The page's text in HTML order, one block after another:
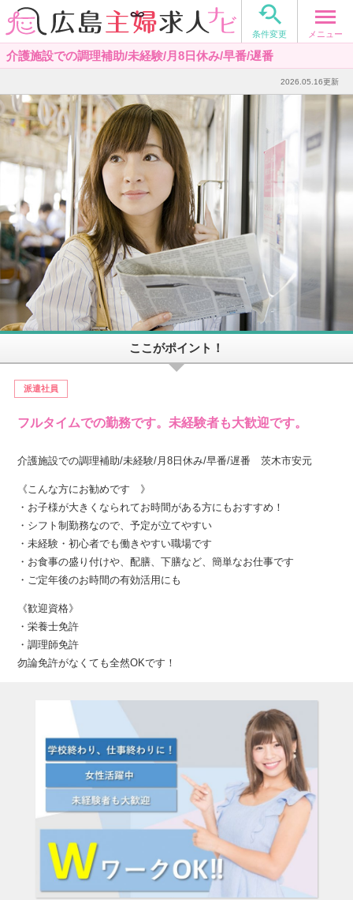

条件変更 メニュー
介護施設での調理補助/未経験/月8日休み/早番/遅番
2026.05.16更新
ここがポイント！
派遣社員
フルタイムでの勤務です。未経験者も大歓迎です。
介護施設での調理補助/未経験/月8日休み/早番/遅番 茨木市安元
《こんな方にお勧めです 》
・お子様が大きくなられてお時間がある方にもおすすめ！
・シフト制勤務なので、予定が立てやすい
・未経験・初心者でも働きやすい職場です
・お食事の盛り付けや、配膳、下膳など、簡単なお仕事です
・ご定年後のお時間の有効活用にも
《歓迎資格》
・栄養士免許
・調理師免許
勿論免許がなくても全然OKです！